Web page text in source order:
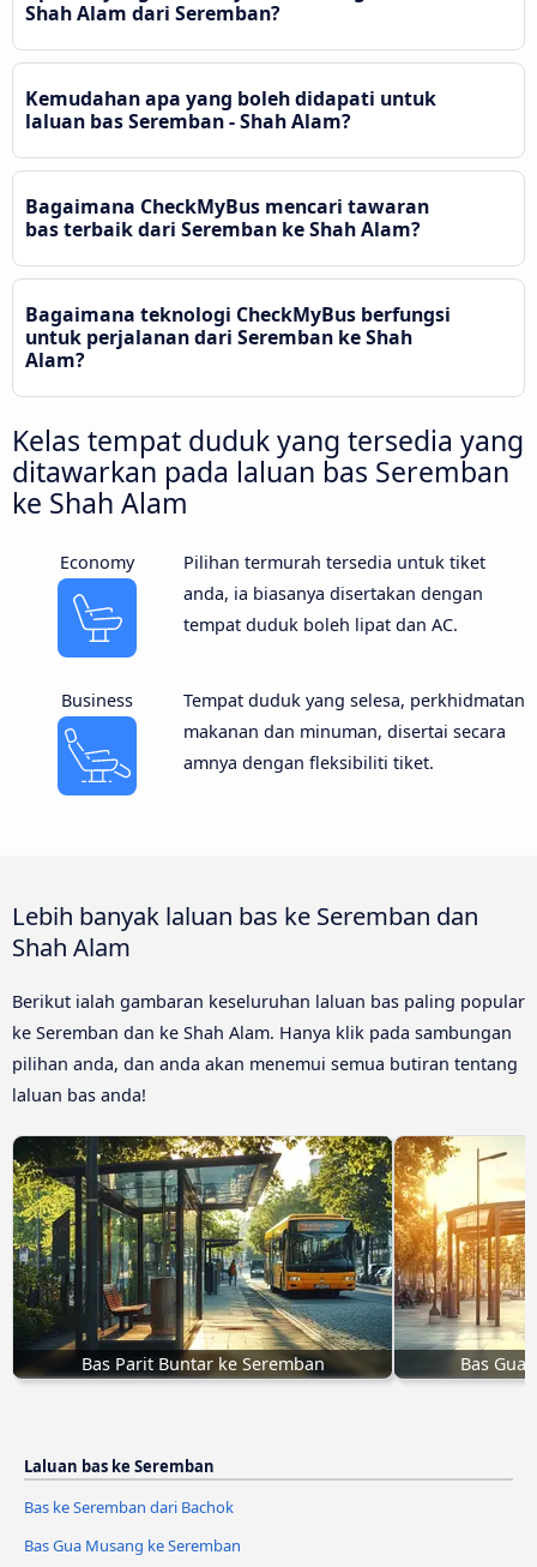
Shah Alam dari Seremban?
Kemudahan apa yang boleh didapati untuk
laluan bas Seremban - Shah Alam?
Bagaimana CheckMyBus mencari tawaran
bas terbaik dari Seremban ke Shah Alam?
Bagaimana teknologi CheckMyBus berfungsi
untuk perjalanan dari Seremban ke Shah
Alam?
Kelas tempat duduk yang tersedia yang
ditawarkan pada laluan bas Seremban
ke Shah Alam
Economy
Pilihan termurah tersedia untuk tiket
anda, ia biasanya disertakan dengan
tempat duduk boleh lipat dan AC.
Business
Tempat duduk yang selesa, perkhidmatan
makanan dan minuman, disertai secara
amnya dengan fleksibiliti tiket.
Lebih banyak laluan bas ke Seremban dan
Shah Alam
Berikut ialah gambaran keseluruhan laluan bas paling popular
ke Seremban dan ke Shah Alam. Hanya klik pada sambungan
pilihan anda, dan anda akan menemui semua butiran tentang
laluan bas anda!
Bas Parit Buntar ke Seremban Bas Gua
Laluan bas ke Seremban
Bas ke Seremban dari Bachok
Bas Gua Musang ke Seremban